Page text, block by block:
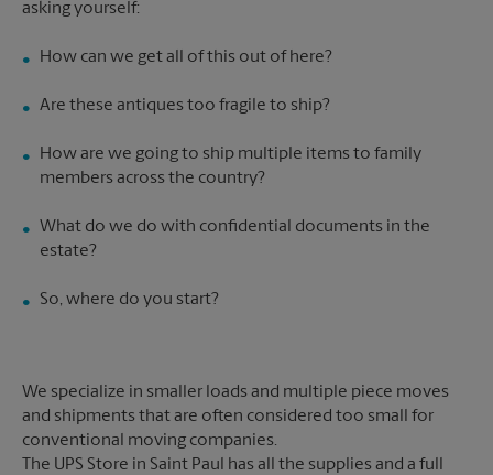
How can we get all of this out of here?
Are these antiques too fragile to ship?
How are we going to ship multiple items to family
members across the country?
What do we do with confidential documents in the
estate?
So, where do you start?
We specialize in smaller loads and multiple piece moves
and shipments that are often considered too small for
conventional moving companies.
The UPS Store in Saint Paul has all the supplies and a full